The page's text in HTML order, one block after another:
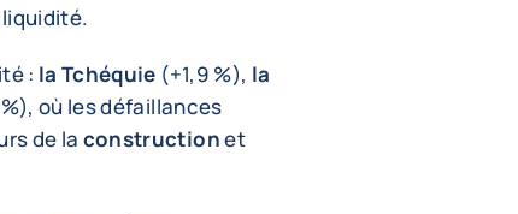
: la Tchéquie (+1,9 %), la
%), où les défaillances
de la constructionet